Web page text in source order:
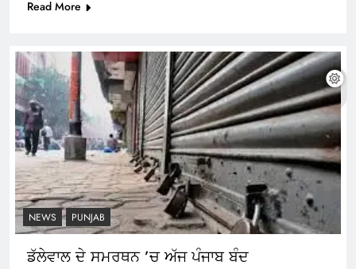
Read More
NEWS PUNJAB
ਡੱਲੇਵਾਲ ਦੇ ਸਮਰਥਨ ’ਚ ਅੱਜ ਪੰਜਾਬ ਬੰਦ